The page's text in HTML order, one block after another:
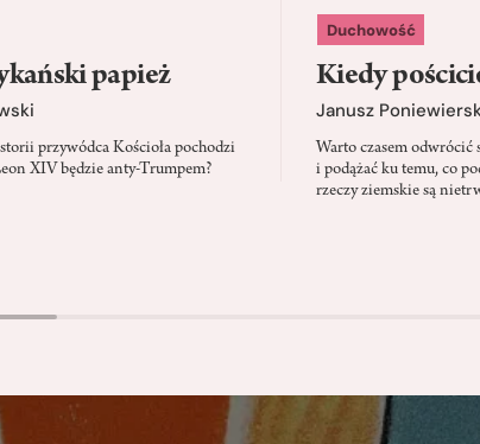
papież
przywódca Kościoła pochodzi
XIV będzie anty-Trumpem?
Duchowość
Kiedy
Janusz
Warto czasem odwrócić
i podążać ku temu, co
rzeczy ziemskie są